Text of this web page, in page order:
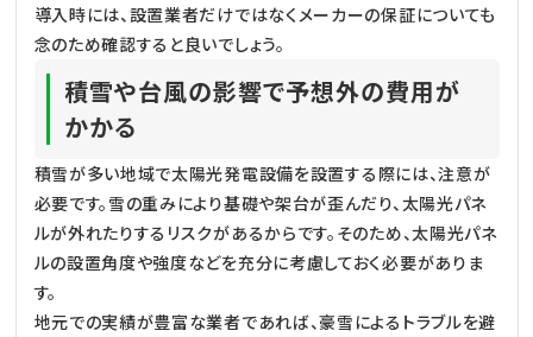
導入時には、設置業者だけではなくメーカーの保証についても
念のため確認すると良いでしょう。
積雪や台風の影響で予想外の費用が
かかる
積雪が多い地域で太陽光発電設備を設置する際には、注意が
必要です。雪の重みにより基礎や架台が歪んだり、太陽光パネ
ルが外れたりするリスクがあるからです。そのため、太陽光パネ
ルの設置角度や強度などを充分に考慮しておく必要がありま
す。
地元での実績が豊富な業者であれば、豪雪によるトラブルを避